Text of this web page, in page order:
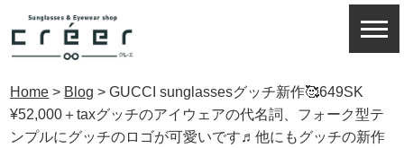
Home > Blog >GUCCI sunglassesグッチ新作🥰649SK
¥52,000＋taxグッチのアイウェアの代名詞、フォーク型テ
ンプルにグッチのロゴが可愛いです♬他にもグッチの新作